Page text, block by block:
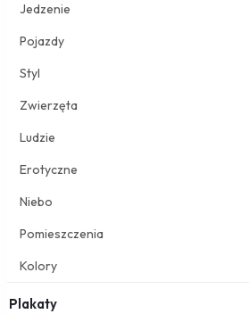
Jedzenie
Pojazdy
Styl
Zwierzęta
Ludzie
Erotyczne
Niebo
Pomieszczenia
Kolory
Plakaty